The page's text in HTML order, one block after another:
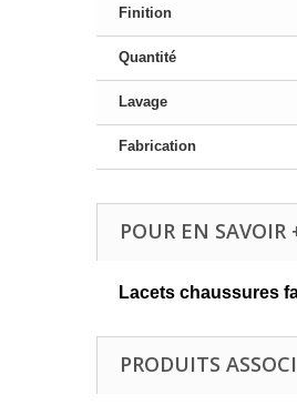
Finition
Quantité
Lavage
Fabrication
POUR EN SAVOIR
Lacets chaussures
PRODUITS